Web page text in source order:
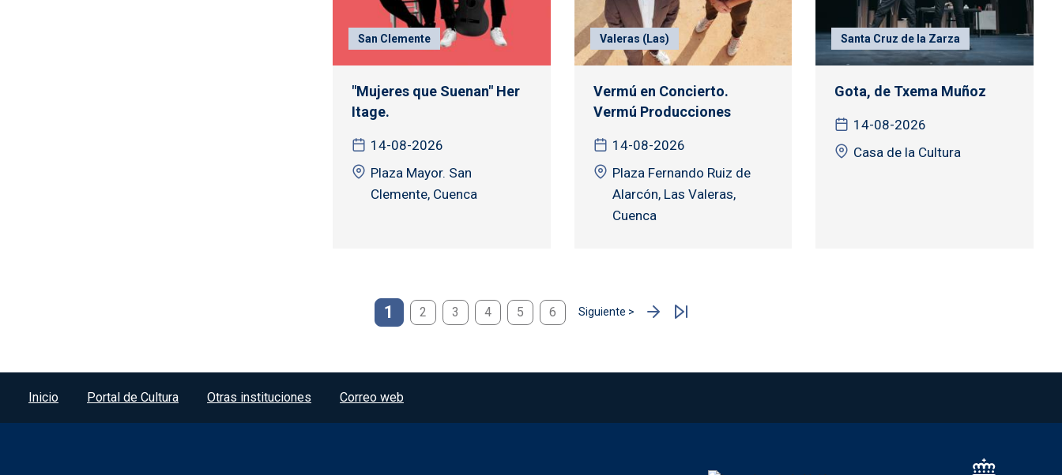
San Clemente
"Mujeres que Suenan" Her
Itage.
14-08-2026
Plaza Mayor. San
Clemente, Cuenca
Valeras (Las)
Vermú en Concierto.
Vermú Producciones
14-08-2026
Plaza Fernando Ruiz de
Alarcón, Las Valeras,
Cuenca
Santa Cruz de la Zarza
Gota, de Txema Muñoz
14-08-2026
Casa de la Cultura
1 2 3 4 5 6 Siguiente >
Siguiente página
Menú del pie
Inicio Portal de Cultura Otras instituciones Correo web